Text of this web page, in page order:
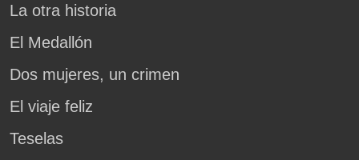
La otra historia
El Medallón
Dos mujeres, un crimen
El viaje feliz
Teselas